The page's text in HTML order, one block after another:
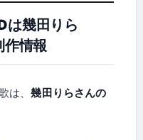
は幾田りら
作情報
は、幾田りらさんの